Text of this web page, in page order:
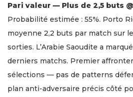
Pari valeur — Plus de 2,5 buts
Probabilité estimée : 55%. Porto
moyenne 2,2 buts par match sur
sorties. L’Arabie Saoudite a
derniers matchs. Premier
sélections — pas de patterns
plan anti-adversaire précis côté